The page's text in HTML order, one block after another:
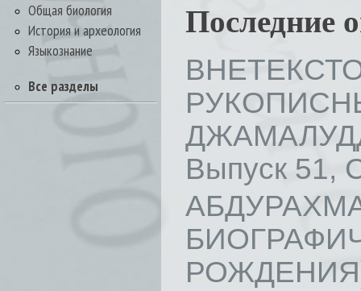
Общая биология
История и археология
Языкознание
Все разделы
Последние
Выпуск 51,
РОЖДЕНИЯ)